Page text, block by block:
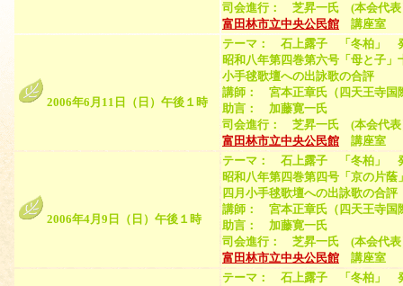
司会進行： 芝昇一氏 (本会代表
富田林市立中央公民館 講座室 （
2006年6月11日（日）午後１時
テーマ： 石上露子 「冬柏」
昭和八年第四巻第六号「母と
小手毬歌壇への出詠歌の合評
講師： 宮本正章氏（四天王寺国
助言： 加藤寛一氏
司会進行： 芝昇一氏 (本会代表
富田林市立中央公民館 講座室 （
2006年4月9日（日）午後１時
テーマ： 石上露子 「冬柏」
昭和八年第四巻第四号「京の片
四月小手毬歌壇への出詠歌の合評
講師： 宮本正章氏（四天王寺国
助言： 加藤寛一氏
司会進行： 芝昇一氏 (本会代表
富田林市立中央公民館 講座室 （
テーマ： 石上露子 「冬柏」